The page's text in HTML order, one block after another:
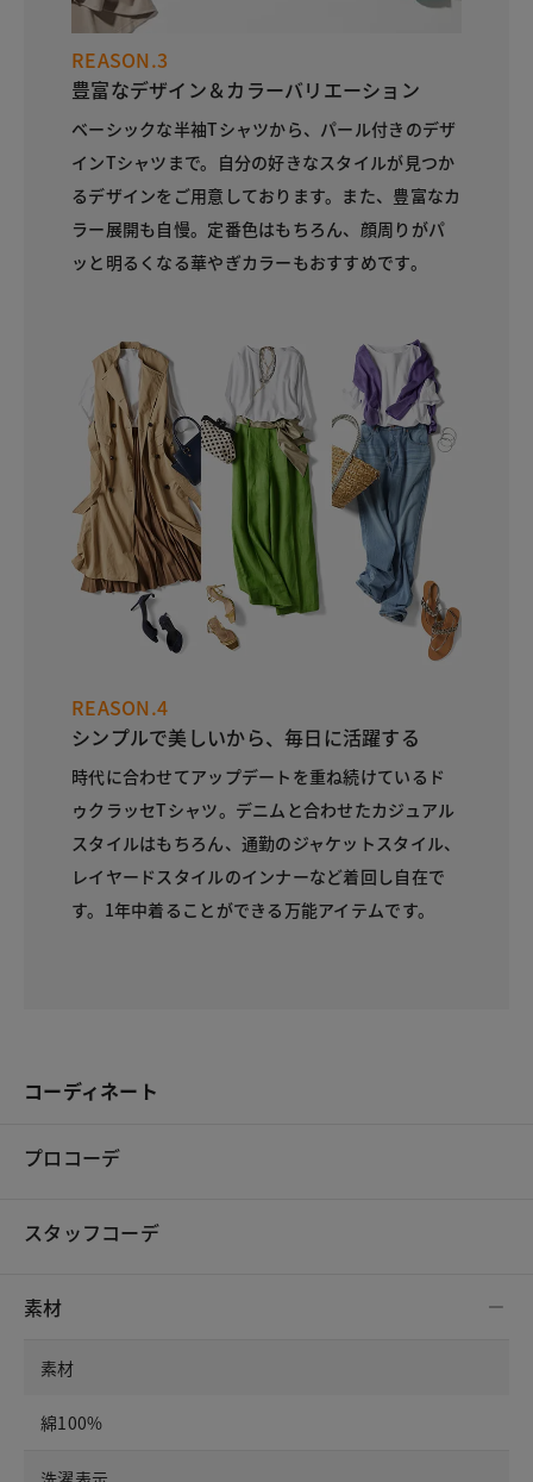
REASON.3
豊富なデザイン＆カラーバリエーション
ベーシックな半袖Tシャツから、パール付きのデザ
インTシャツまで。自分の好きなスタイルが見つか
るデザインをご用意しております。また、豊富なカ
ラー展開も自慢。定番色はもちろん、顔周りがパ
ッと明るくなる華やぎカラーもおすすめです。
REASON.4
シンプルで美しいから、毎日に活躍する
時代に合わせてアップデートを重ね続けているド
ゥクラッセTシャツ。デニムと合わせたカジュアル
スタイルはもちろん、通勤のジャケットスタイル、
レイヤードスタイルのインナーなど着回し自在で
す。1年中着ることができる万能アイテムです。
コーディネート
プロコーデ
スタッフコーデ
素材
素材
綿100%